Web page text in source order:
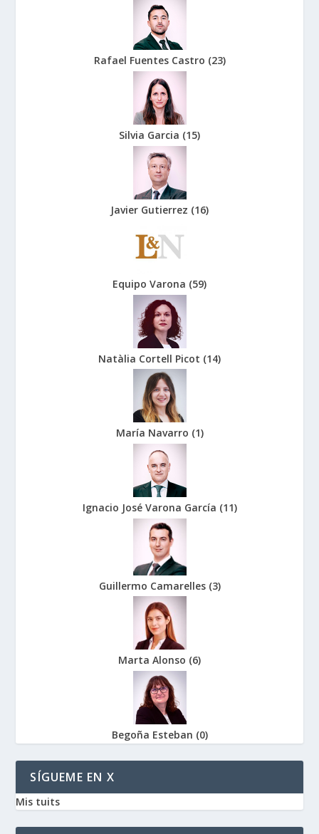
Rafael Fuentes Castro (23)
Silvia Garcia (15)
Javier Gutierrez (16)
Equipo Varona (59)
Natàlia Cortell Picot (14)
María Navarro (1)
Ignacio José Varona García (11)
Guillermo Camarelles (3)
Marta Alonso (6)
Begoña Esteban (0)
SÍGUEME EN X
Mis tuits